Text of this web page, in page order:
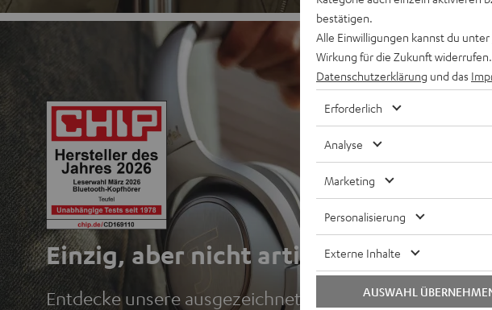
Einzig, aber nicht artig.
Entdecke unsere ausgezeichneten Bluetooth-
bestätigen.
Alle Einwilligungen kannst du
Wirkung für die Zukunft
Datenschutzerklärung und das
Erforderlich
Analyse
Marketing
Personalisierung
Externe Inhalte
AUSWAHL